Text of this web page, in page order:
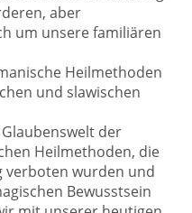
aber
um unsere familiären
Heilmethoden
und slawischen
der
Heilmethoden, die
verboten wurden und
Bewusstsein